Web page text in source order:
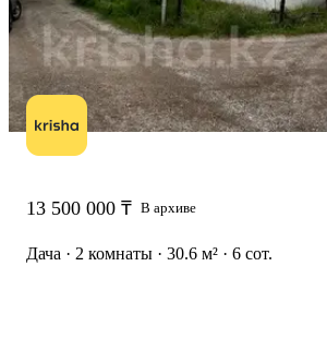
13 500 000 ₸ В архиве
Дача · 2 комнаты · 30.6 м² · 6 сот.